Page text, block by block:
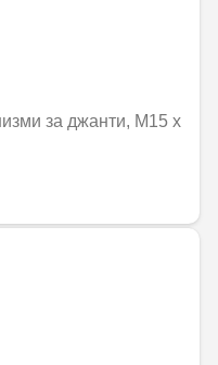
за джанти, M15 x